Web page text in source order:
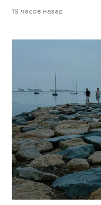
19 часов назад